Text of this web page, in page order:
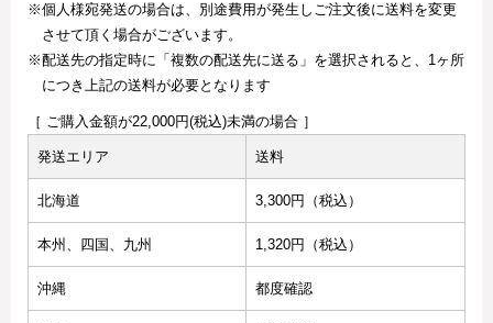
※個人様宛発送の場合は、別途費用が発生しご注文後に送料を変更
させて頂く場合がございます。
※配送先の指定時に「複数の配送先に送る」を選択されると、1ヶ所
につき上記の送料が必要となります
［ ご購入金額が22,000円(税込)未満の場合 ］
発送エリア 送料
北海道 3,300円（税込）
本州、四国、九州 1,320円（税込）
沖縄 都度確認